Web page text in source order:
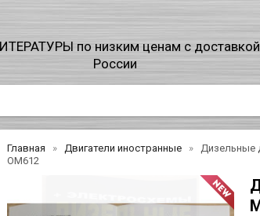
по низким ценам с
России
Главная Двигатели иностранные
Дизельные
ОМ612